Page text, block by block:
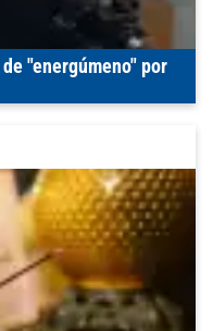
"energúmeno" por